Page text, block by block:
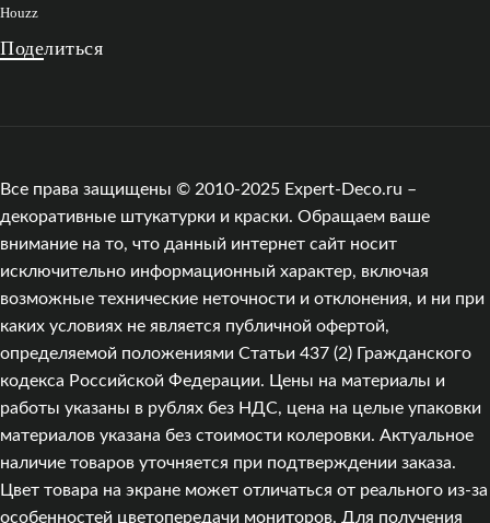
Houzz
Поделиться
Все права защищены © 2010-2025 Expert-Deco.ru –
декоративные штукатурки и краски. Обращаем ваше
внимание на то, что данный интернет сайт носит
исключительно информационный характер, включая
возможные технические неточности и отклонения, и ни при
каких условиях не является публичной офертой,
определяемой положениями Статьи 437 (2) Гражданского
кодекса Российской Федерации. Цены на материалы и
работы указаны в рублях без НДС, цена на целые упаковки
материалов указана без стоимости колеровки. Актуальное
наличие товаров уточняется при подтверждении заказа.
Цвет товара на экране может отличаться от реального из‑за
особенностей цветопередачи мониторов. Для получения